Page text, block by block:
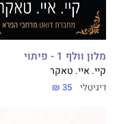
מלון וולף 1 - פיתוי
קיי. איי. טאקר
דיגיטלי 35 ₪